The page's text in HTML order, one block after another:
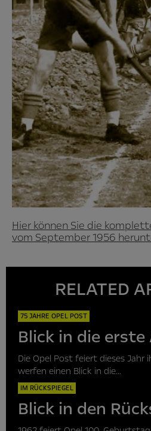
Hier können Sie die
vom September 1956
RELATED
75 JAHRE OPEL POST
Blick in die erste
Die Opel Post feiert dieses Jahr
werfen einen Blick in die...
IM RÜCKSPIEGEL
Blick in den